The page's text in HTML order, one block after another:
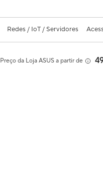
Redes / IoT / Servidores
Preço da Loja ASUS a partir de